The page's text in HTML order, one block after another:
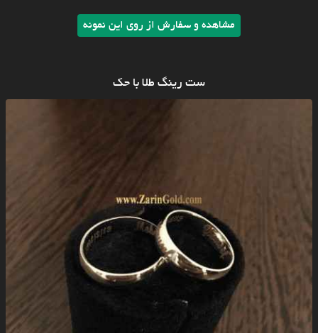
مشاهده و سفارش از روی این نمونه
ست رینگ طلا با حک